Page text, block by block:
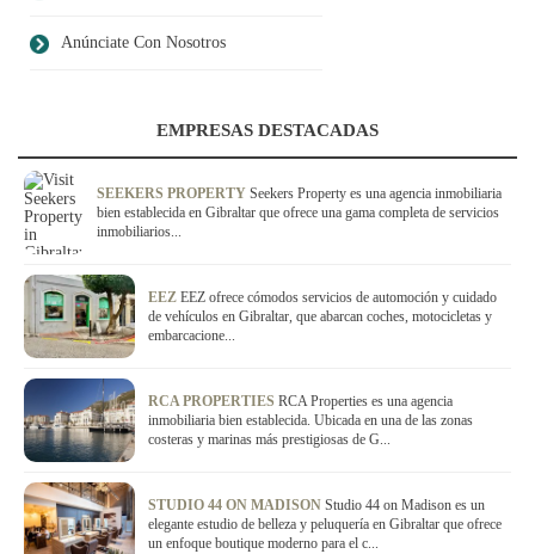
Anúnciate Con Nosotros
EMPRESAS DESTACADAS
SEEKERS PROPERTY Seekers Property es una agencia inmobiliaria
bien establecida en Gibraltar que ofrece una gama completa de servicios
inmobiliarios...
EEZ EEZ ofrece cómodos servicios de automoción y cuidado
de vehículos en Gibraltar, que abarcan coches, motocicletas y
embarcacione...
RCA PROPERTIES RCA Properties es una agencia
inmobiliaria bien establecida. Ubicada en una de las zonas
costeras y marinas más prestigiosas de G...
STUDIO 44 ON MADISON Studio 44 on Madison es un
elegante estudio de belleza y peluquería en Gibraltar que ofrece
un enfoque boutique moderno para el c...